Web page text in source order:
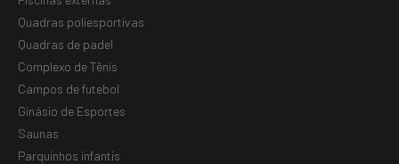
Quadras poliesportivas
Quadras de padel
Complexo de Tênis
Campos de futebol
Ginásio de Esportes
Saunas
Parquinhos infantis